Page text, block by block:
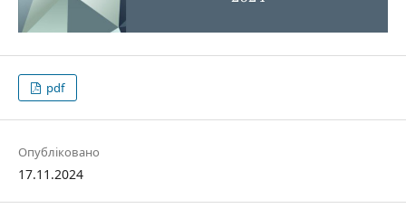
pdf
Опубліковано
17.11.2024